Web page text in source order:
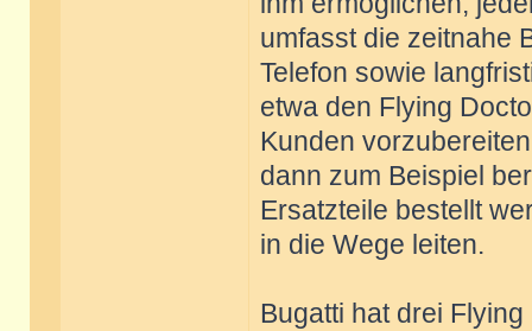
umfasst die zeitnahe
Telefon sowie
etwa den Flying
Kunden
dann zum Beispiel
Ersatzteile bestellt
in die Wege leiten.
Bugatti hat drei